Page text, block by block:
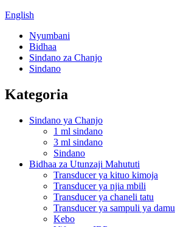
English
Nyumbani
Bidhaa
Sindano za Chanjo
Sindano
Kategoria
Sindano ya Chanjo
1 ml sindano
3 ml sindano
Sindano
Bidhaa za Utunzaji Mahututi
Transducer ya kituo kimoja
Transducer ya njia mbili
Transducer ya chaneli tatu
Transducer ya sampuli ya damu
Kebo